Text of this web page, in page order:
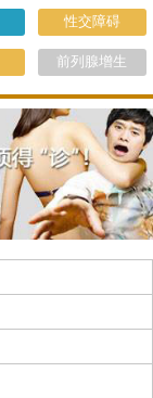
性交障碍
前列腺增生